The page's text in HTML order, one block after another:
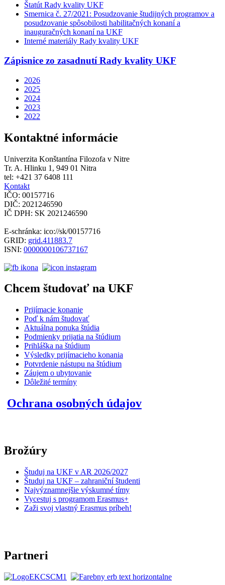
Štatút Rady kvality UKF
Smernica č. 27/2021: Posudzovanie študijných programov a
posudzovanie spôsobilosti habilitačných konaní a
inauguračných konaní na UKF
Interné materiály Rady kvality UKF
Zápisnice zo zasadnutí Rady kvality UKF
2026
2025
2024
2023
2022
Kontaktné informácie
Univerzita Konštantína Filozofa v Nitre
Tr. A. Hlinku 1, 949 01 Nitra
tel: +421 37 6408 111
Kontakt
IČO: 00157716
DIČ: 2021246590
IČ DPH: SK 2021246590
E-schránka: ico://sk/00157716
GRID: grid.411883.7
ISNI: 0000000106737167
Chcem študovať na UKF
Prijímacie konanie
Poď k nám študovať
Aktuálna ponuka štúdia
Podmienky prijatia na štúdium
Prihláška na štúdium
Výsledky prijímacieho konania
Potvrdenie nástupu na štúdium
Záujem o ubytovanie
Dôležité termíny
Ochrana osobných údajov
Brožúry
Študuj na UKF v AR 2026/2027
Študuj na UKF – zahraniční študenti
Najvýznamnejšie výskumné tímy
Vycestuj s programom Erasmus+
Zaži svoj vlastný Erasmus príbeh!
Partneri